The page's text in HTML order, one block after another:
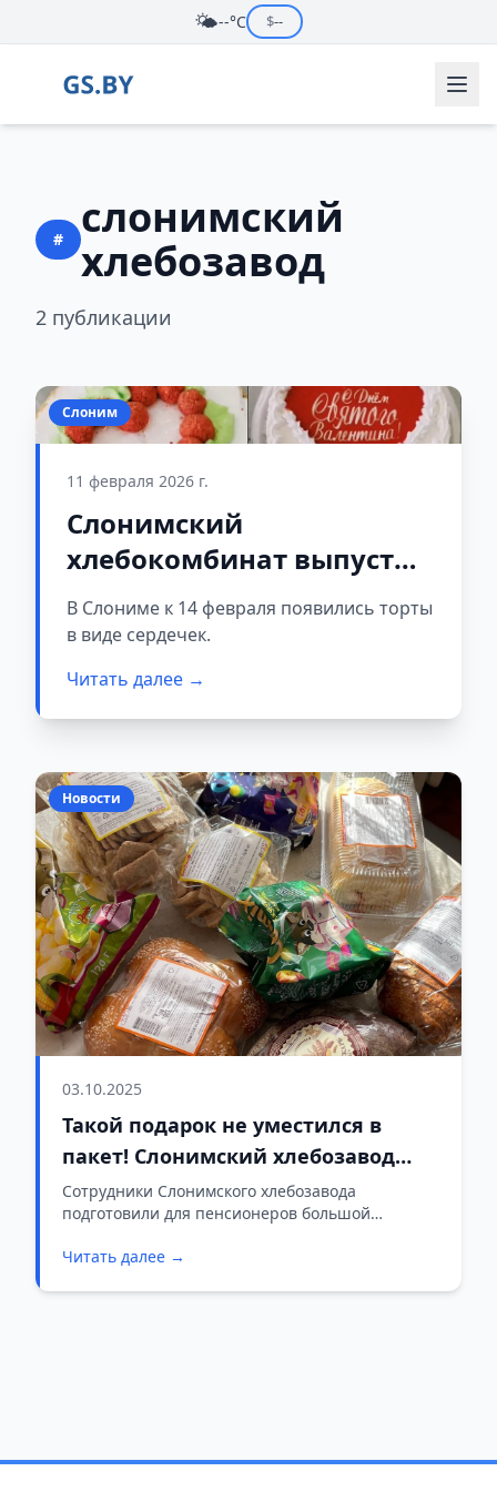
🌤️--°C $--
#
слонимский
хлебозавод
2 публикации
Слоним
11 февраля 2026 г.
Слонимский
хлебокомбинат выпустил
ко Дню влюблённых
оригинальные сладости
В Слониме к 14 февраля появились торты
в виде сердечек.
Читать далее →
Новости
03.10.2025
Такой подарок не уместился в
пакет! Слонимский хлебозавод
устроил щедрый праздник для
пенсионеров
Сотрудники Слонимского хлебозавода
подготовили для пенсионеров большой
вместился в обычный пакет.
Читать далее →